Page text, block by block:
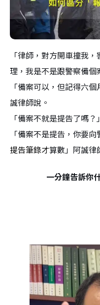
「律師，對方開車撞我
理，我是不是跟警察備個
「備案可以，但記得六
誠律師說。
「備案不就是提告了嗎？
「備案不是提告，你要
提告筆錄才算數」阿誠律
一分鐘告訴你